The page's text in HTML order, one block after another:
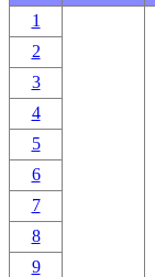
1
2
3
4
5
6
7
8
9